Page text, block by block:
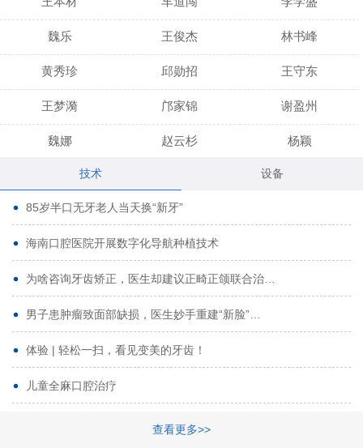
魏乐 王俊杰 林书峰
黄秀珍 邱勋招 王守东
王梦漪 邝家锦 谢盈州
魏娜 赵云杉 杨颖
黄启龙
代艳虹 林芳诚
曹香林 姜炳华
姚宗将 梁春晓
林夏羽 颜晶
路娜 商晔
周碧玲
技术 设备
85岁半口无牙老人当天换“新牙”
海南口腔医院开展数字化导航种植技术
为啥咨询牙齿矫正，医生却建议正畸正颌联合治…
男子患肿瘤致面部缺损，医生妙手重建“新脸”…
体验 | 轻松一扫，看见变美的牙齿！
儿童全麻口腔治疗
查看更多>>